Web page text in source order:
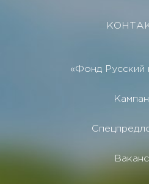
«Фонд Русский